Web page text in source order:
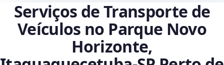
Serviços de Transporte de
Veículos no Parque Novo
Horizonte,